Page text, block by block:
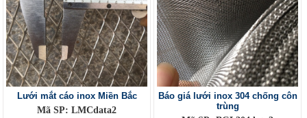
Lưới mắt cáo inox Miền Bắc
Mã SP: LMCdata2
Báo giá lưới inox 304 chống côn
trùng